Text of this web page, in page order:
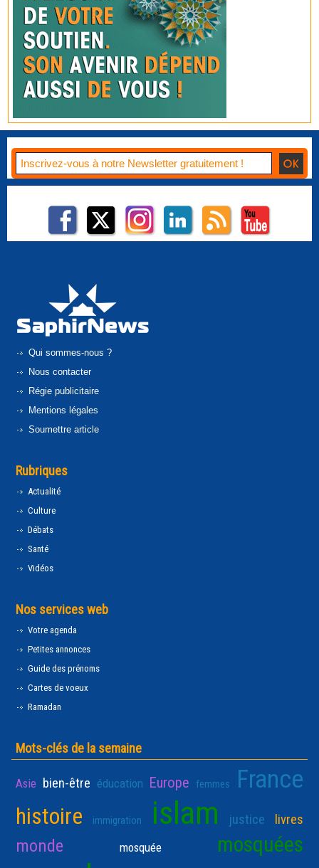
Qui sommes-nous ?
Nous contacter
Régie publicitaire
Mentions légales
Soumettre article
Rubriques
Actualité
Culture
Débats
Santé
Vidéos
Nos services web
Votre agenda
Petites annonces
Guide des prénoms
Cartes de voeux
Ramadan
Mots-clés de la semaine
Asie bien-être éducation Europe femmes France
histoire immigration islam justice livres
monde mosquée mosquées